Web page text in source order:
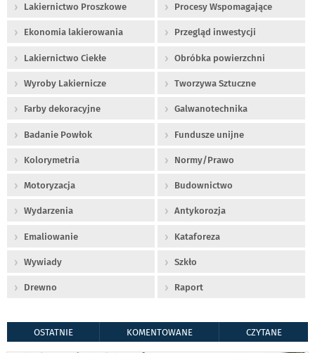
Lakiernictwo Proszkowe Procesy Wspomagające
Ekonomia lakierowania Przegląd inwestycji
Lakiernictwo Ciekłe Obróbka powierzchni
Wyroby Lakiernicze Tworzywa Sztuczne
Farby dekoracyjne Galwanotechnika
Badanie Powłok Fundusze unijne
Kolorymetria Normy/Prawo
Motoryzacja Budownictwo
Wydarzenia Antykorozja
Emaliowanie Kataforeza
Wywiady Szkło
Drewno Raport
OSTATNIE KOMENTOWANE CZYTANE